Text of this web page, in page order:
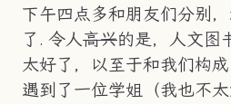
下午四点多和朋友们分别
了. 令人高兴的是，人文图
太好了，以至于和我们构
遇到了一位学姐（我也不